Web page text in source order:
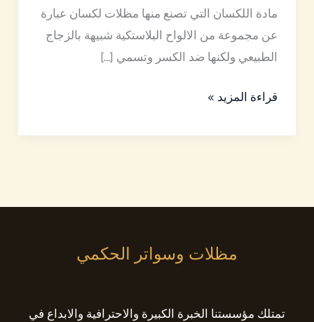
مادة اللكسان التي تصنع منها مظلات لكسان عبارة
عن مجموعة من الالواح البلاستكية شبيهة بالزجاج
الطبيعي ولكنها ضد الكسر وتسمي […]
قراءة المزيد »
مظلات وسواتر الحكمي
تمتلك مؤسستنا الخبرة الكبيرة والاحترافية والابداع في